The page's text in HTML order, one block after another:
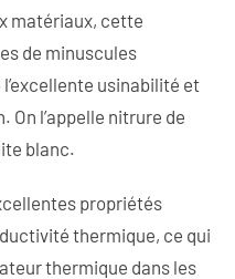
matériaux, cette
de minuscules
usinabilité et
l’appelle nitrure de
blanc.
propriétés
thermique, ce qui
thermique dans les